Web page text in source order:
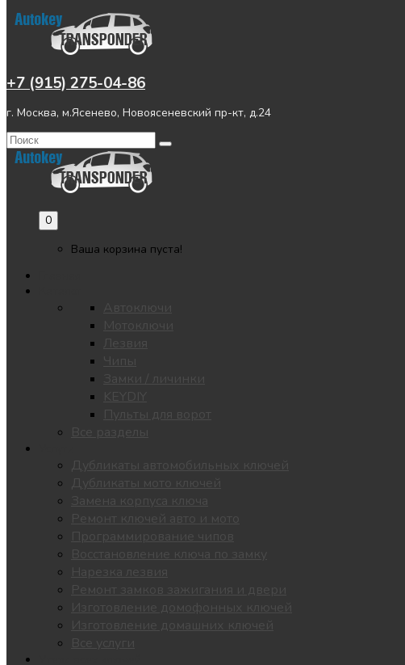
+7 (915) 275-04-86
г. Москва, м.Ясенево, Новоясеневский пр-кт, д.24
0
Ваша корзина пуста!
Автоключи
Мотоключи
Лезвия
Замки / личинки
KEYDIY
Пульты для ворот
Все разделы
Дубликаты автомобильных ключей
Дубликаты мото ключей
Замена корпуса ключа
Ремонт ключей авто и мото
Программирование чипов
Восстановление ключа по замку
Нарезка лезвия
Ремонт замков зажигания и двери
Изготовление домофонных ключей
Изготовление домашних ключей
Все услуги